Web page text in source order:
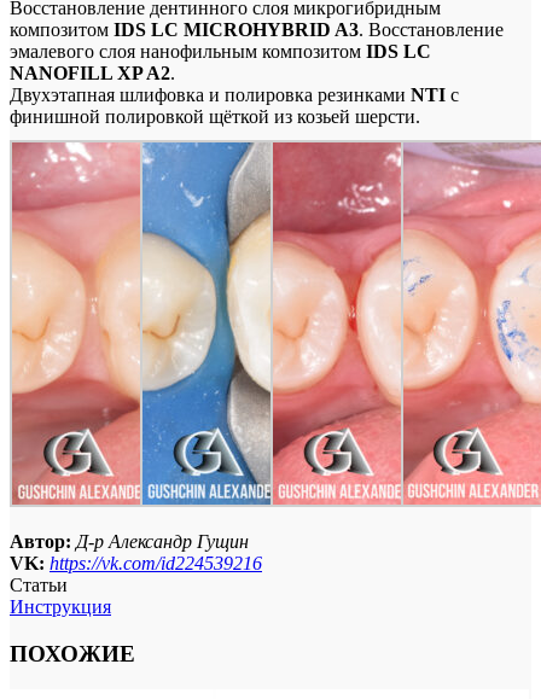
Восстановление дентинного слоя микрогибридным
композитом IDS LC MICROHYBRID A3. Восстановление
эмалевого слоя нанофильным композитом IDS LC
NANOFILL XP A2.
Двухэтапная шлифовка и полировка резинками NTI с
финишной полировкой щёткой из козьей шерсти.
Автор: Д-р Александр Гущин
VK: https://vk.com/id224539216
Статьи
Инструкция
ПОХОЖИЕ